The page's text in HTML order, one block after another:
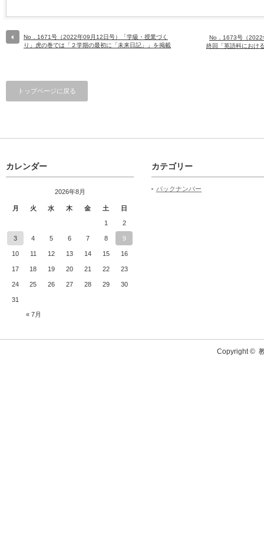
No．1671号（2022年09月12日号）「学級・授業づく
り」虎の巻では「２学期の最初に「未来日記」」を掲載
No．1673号（2022
終回「英語科におけ
トップページに戻る
カレンダー
2026年8月
月 火 水 木 金 土 日
« 7月
1 2
3 4 5 6 7 8 9
10 11 12 13 14 15 16
17 18 19 20 21 22 23
24 25 26 27 28 29 30
31
カテゴリー
バックナンバー
Copyright ©